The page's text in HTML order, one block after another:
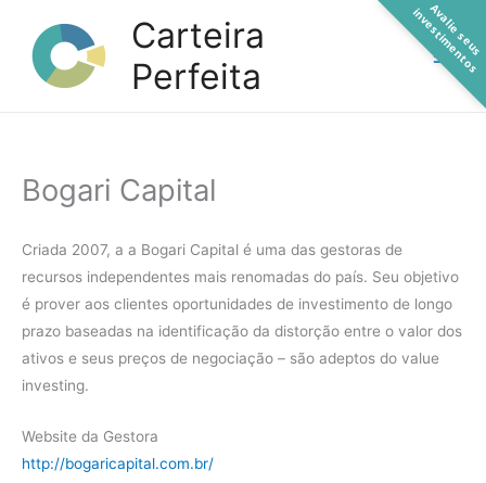
conteúdo
Carteira
Perfeita
Bogari Capital
Criada 2007, a a Bogari Capital é uma das gestoras de
recursos independentes mais renomadas do país. Seu objetivo
é prover aos clientes oportunidades de investimento de longo
prazo baseadas na identificação da distorção entre o valor dos
ativos e seus preços de negociação – são adeptos do value
investing.
Website da Gestora
http://bogaricapital.com.br/
A
v
a
l
i
e
s
e
u
s
i
n
v
e
s
t
i
m
e
n
t
o
s